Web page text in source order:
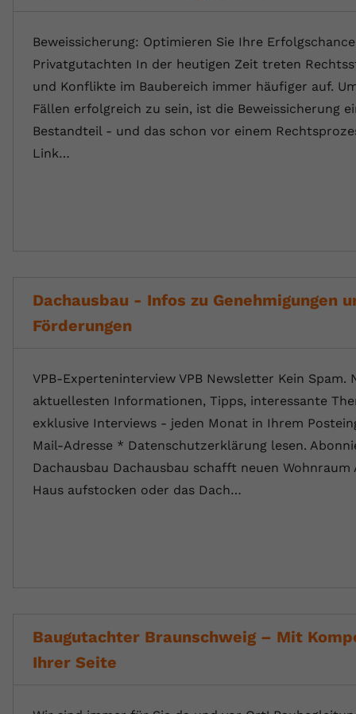
Beweissicherung: Optimieren Sie Ihre
Privatgutachten In der heutigen Zeit treten
und Konflikte im Baubereich immer häufiger auf.
Fällen erfolgreich zu sein, ist die Beweissicherung
Bestandteil - und das schon vor einem
Link…
Dachausbau - Infos zu Genehmigungen
Förderungen
VPB-Experteninterview VPB Newsletter Kein Spam.
aktuellesten Informationen, Tipps, interessante
exklusive Interviews - jeden Monat in Ihrem
Mail-Adresse * Datenschutzerklärung lesen.
Dachausbau Dachausbau schafft neuen Wohnraum
Haus aufstocken oder das Dach…
Baugutachter Braunschweig – Mit
Ihrer Seite